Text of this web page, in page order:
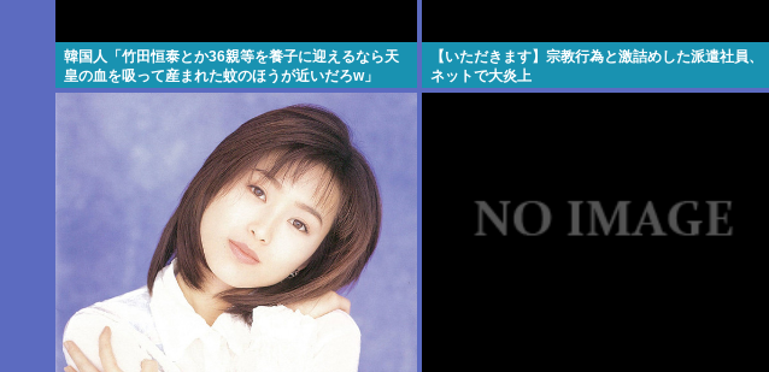
韓国人「竹田恒泰とか36親等を養子に迎えるなら天
皇の血を吸って産まれた蚊のほうが近いだろw」
【いただきます】宗教行為と激詰めした派遣社員、
ネットで大炎上